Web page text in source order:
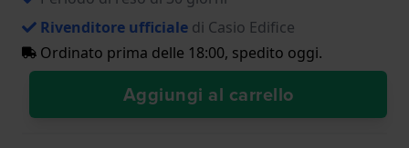
Rivenditore ufficiale di Casio Edifice
Ordinato prima delle 18:00, spedito oggi.
Aggiungi al carrello